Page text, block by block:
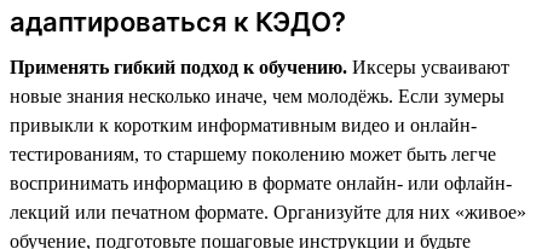
адаптироваться к КЭДО?
Применять гибкий подход к обучению. Иксеры усваивают
новые знания несколько иначе, чем молодёжь. Если зумеры
привыкли к коротким информативным видео и онлайн-
тестированиям, то старшему поколению может быть легче
воспринимать информацию в формате онлайн- или офлайн-
лекций или печатном формате. Организуйте для них «живое»
обучение, подготовьте пошаговые инструкции и будьте